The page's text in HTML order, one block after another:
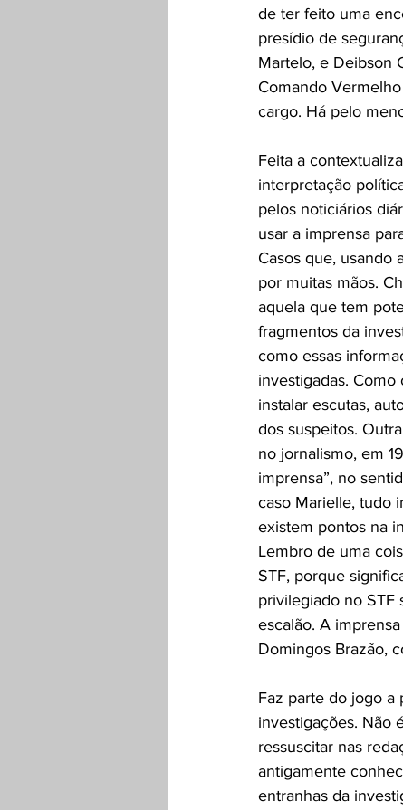
de ter feito uma
presídio de
Martelo, e Deibson
Comando
cargo. Há pelo
Feita a
interpretação
pelos noticiários
usar a imprensa
Casos que, usando
por muitas mãos.
aquela que tem
fragmentos da
como essas
investigadas.
instalar escutas,
dos suspeitos.
no jornalismo, em
imprensa”, no
caso Marielle, tudo
existem pontos na
Lembro de uma
STF, porque
privilegiado no STF
escalão. A
Domingos Brazão,
Faz parte do jogo a
investigações. Não
ressuscitar nas
antigamente
entranhas da